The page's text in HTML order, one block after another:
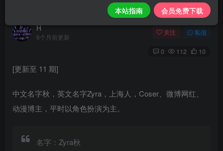
Zyra秋_精美美图全部写真作品合集
H
6个月前更新
关注 私信
0 112 10
[更新至 11 期]
中文名字秋，英文名字Zyra，上海人，Coser、微博网红、
动漫博主，平时以角色扮演为主。
名字：Zyra秋
本站指南 会员免费下载